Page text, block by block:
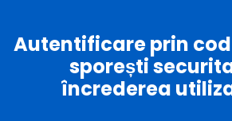
Autentificare prin cod
sporești
încrederea